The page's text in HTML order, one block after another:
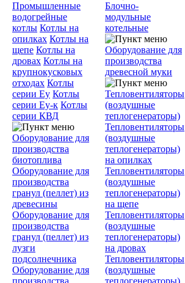
Промышленные
водогрейные
котлы Котлы на
опилках Котлы на
щепе Котлы на
дровах Котлы на
крупнокусковых
отходах Котлы
серии Еу Котлы
серии Еу-к Котлы
серии КВД
Оборудование для
производства
биотоплива
Оборудование для
производства
гранул (пеллет) из
древесины
Оборудование для
производства
гранул (пеллет) из
лузги
подсолнечника
Оборудование для
производства
Блочно-
модульные
котельные
Оборудование для
производства
древесной муки
Тепловентиляторы
(воздушные
теплогенераторы)
Тепловентиляторы
(воздушные
теплогенераторы)
на опилках
Тепловентиляторы
(воздушные
теплогенераторы)
на щепе
Тепловентиляторы
(воздушные
теплогенераторы)
на дровах
Тепловентиляторы
(воздушные
теплогенераторы)